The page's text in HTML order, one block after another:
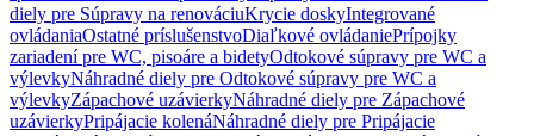
diely pre Súpravy na renováciuKrycie doskyIntegrované
ovládaniaOstatné príslušenstvoDiaľkové ovládaniePrípojky
zariadení pre WC, pisoáre a bidetyOdtokové súpravy pre WC a
výlevkyNáhradné diely pre Odtokové súpravy pre WC a
výlevkyZápachové uzávierkyNáhradné diely pre Zápachové
uzávierkyPripájacie kolenáNáhradné diely pre Pripájacie